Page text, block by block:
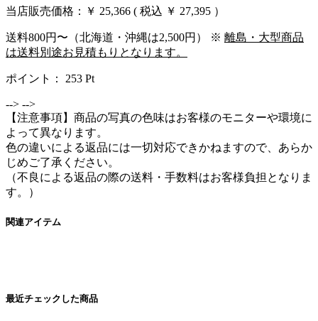
当店販売価格： ￥ 25,366 ( 税込 ￥ 27,395 ）
送料800円〜（北海道・沖縄は2,500円） ※ 離島・大型商品
は送料別途お見積もりとなります。
ポイント： 253 Pt
--> -->
【注意事項】商品の写真の色味はお客様のモニターや環境に
よって異なります。
色の違いによる返品には一切対応できかねますので、あらか
じめご了承ください。
（不良による返品の際の送料・手数料はお客様負担となりま
す。）
関連アイテム
最近チェックした商品